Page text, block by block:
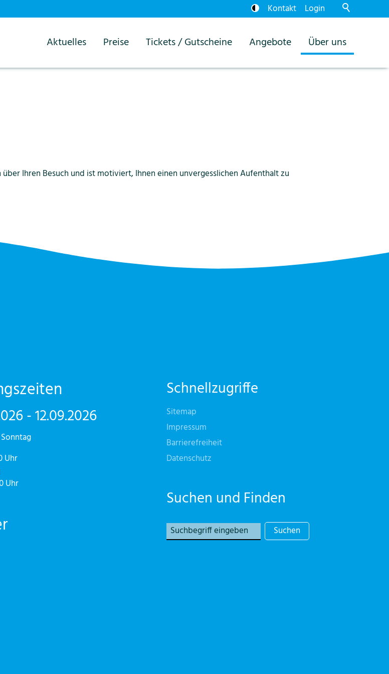
Login
Kontakt
Aktuelles Preise Tickets / Gutscheine Angebote Über uns
Ihren Besuch und ist motiviert, Ihnen einen unvergesslichen Aufenthalt zu
- 12.09.2026
Uhr
Uhr
Schnellzugriffe
Sitemap
Impressum
Barrierefreiheit
Datenschutz
Suchen und Finden
Suchen